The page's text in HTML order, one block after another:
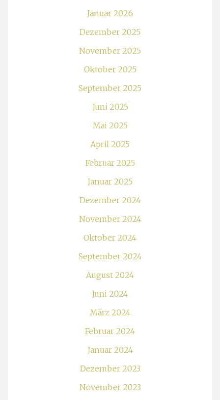
Januar 2026
Dezember 2025
November 2025
Oktober 2025
September 2025
Juni 2025
Mai 2025
April 2025
Februar 2025
Januar 2025
Dezember 2024
November 2024
Oktober 2024
September 2024
August 2024
Juni 2024
März 2024
Februar 2024
Januar 2024
Dezember 2023
November 2023